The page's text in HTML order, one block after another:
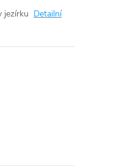
jezírku Detailní